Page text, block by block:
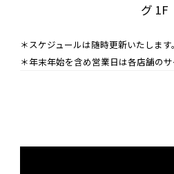
グ 1F
＊スケジュールは随時更新いたします。
＊年末年始を含め営業日は各店舗のサ